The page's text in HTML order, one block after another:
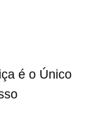
é o Único